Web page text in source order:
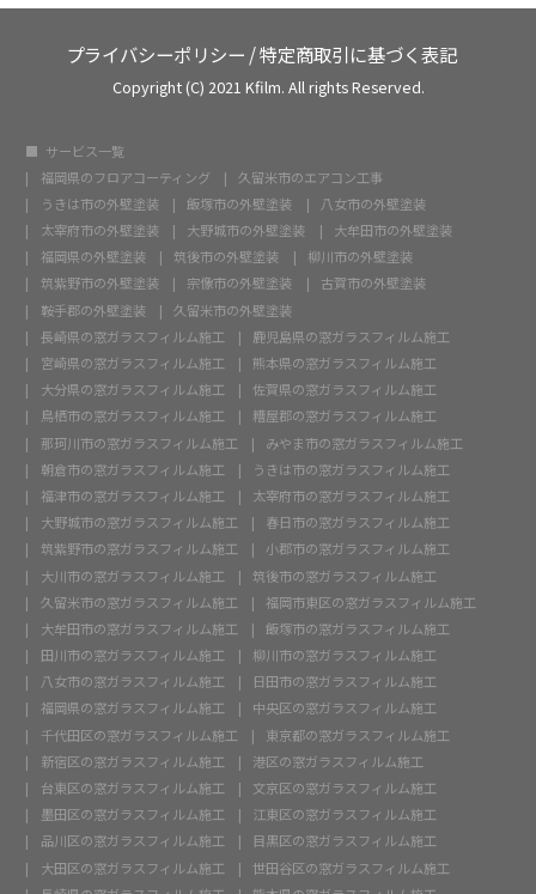
プライバシーポリシー /特定商取引に基づく表記
Copyright (C) 2021 Kfilm. All rights Reserved.
サービス一覧
福岡県のフロアコーティング
久留米市のエアコン工事
うきは市の外壁塗装
飯塚市の外壁塗装
八女市の外壁塗装
太宰府市の外壁塗装
大野城市の外壁塗装
大牟田市の外壁塗装
福岡県の外壁塗装
筑後市の外壁塗装
柳川市の外壁塗装
筑紫野市の外壁塗装
宗像市の外壁塗装
古賀市の外壁塗装
鞍手郡の外壁塗装
久留米市の外壁塗装
長崎県の窓ガラスフィルム施工
鹿児島県の窓ガラスフィルム施工
宮崎県の窓ガラスフィルム施工
熊本県の窓ガラスフィルム施工
大分県の窓ガラスフィルム施工
佐賀県の窓ガラスフィルム施工
鳥栖市の窓ガラスフィルム施工
糟屋郡の窓ガラスフィルム施工
那珂川市の窓ガラスフィルム施工
みやま市の窓ガラスフィルム施工
朝倉市の窓ガラスフィルム施工
うきは市の窓ガラスフィルム施工
福津市の窓ガラスフィルム施工
太宰府市の窓ガラスフィルム施工
大野城市の窓ガラスフィルム施工
春日市の窓ガラスフィルム施工
筑紫野市の窓ガラスフィルム施工
小郡市の窓ガラスフィルム施工
大川市の窓ガラスフィルム施工
筑後市の窓ガラスフィルム施工
久留米市の窓ガラスフィルム施工
福岡市東区の窓ガラスフィルム施工
大牟田市の窓ガラスフィルム施工
飯塚市の窓ガラスフィルム施工
田川市の窓ガラスフィルム施工
柳川市の窓ガラスフィルム施工
八女市の窓ガラスフィルム施工
日田市の窓ガラスフィルム施工
福岡県の窓ガラスフィルム施工
中央区の窓ガラスフィルム施工
千代田区の窓ガラスフィルム施工
東京都の窓ガラスフィルム施工
新宿区の窓ガラスフィルム施工
港区の窓ガラスフィルム施工
台東区の窓ガラスフィルム施工
文京区の窓ガラスフィルム施工
墨田区の窓ガラスフィルム施工
江東区の窓ガラスフィルム施工
品川区の窓ガラスフィルム施工
目黒区の窓ガラスフィルム施工
大田区の窓ガラスフィルム施工
世田谷区の窓ガラスフィルム施工